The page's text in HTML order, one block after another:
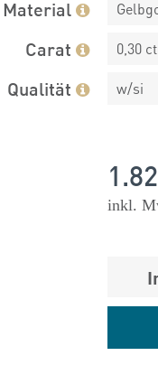
Material
Carat 0,30 ct
Qualität w/si
inkl.